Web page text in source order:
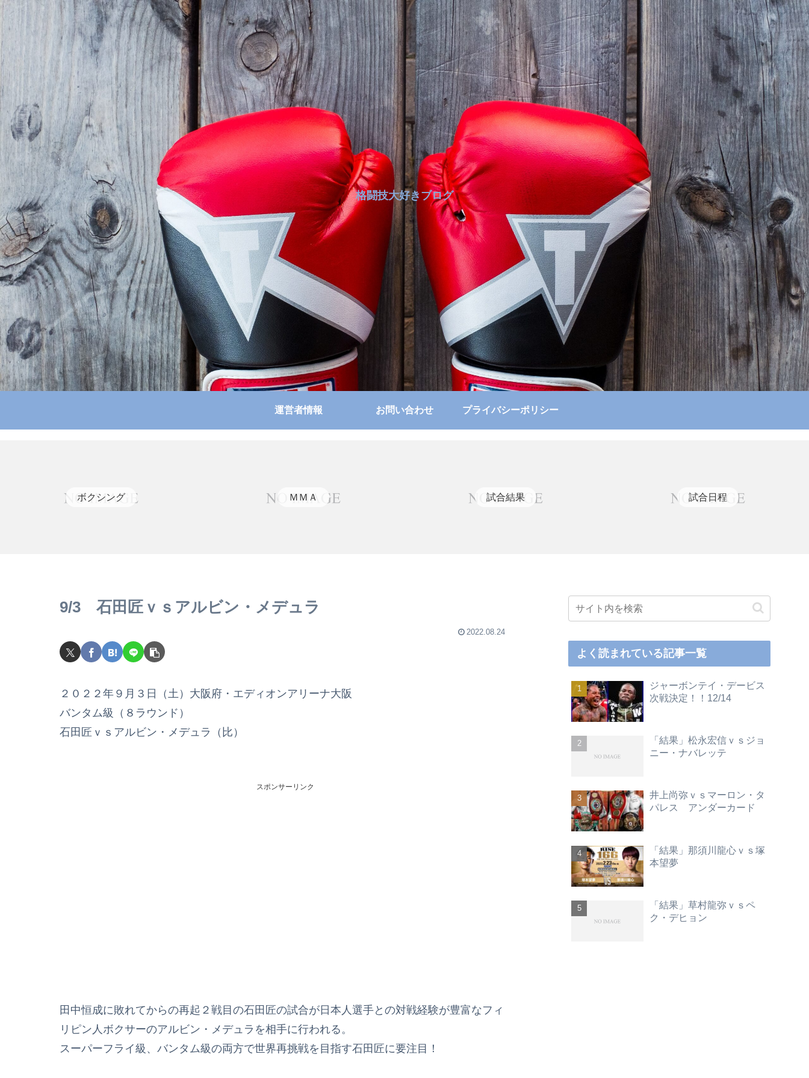
格闘技大好きブログ
運営者情報 お問い合わせ プライバシーポリシー
ボクシング ＭＭＡ 試合結果 試合日程
9/3 石田匠ｖｓアルビン・メデュラ
2022.08.24
２０２２年９月３日（土）大阪府・エディオンアリーナ大阪
バンタム級（８ラウンド）
石田匠ｖｓアルビン・メデュラ（比）
スポンサーリンク
田中恒成に敗れてからの再起２戦目の石田匠の試合が日本人選手との対戦経験が豊富なフィ
リピン人ボクサーのアルビン・メデュラを相手に行われる。
スーパーフライ級、バンタム級の両方で世界再挑戦を目指す石田匠に要注目！
よく読まれている記事一覧
ジャーボンテイ・デービス
次戦決定！！12/14
「結果」松永宏信ｖｓジョ
ニー・ナバレッテ
井上尚弥ｖｓマーロン・タ
パレス アンダーカード
「結果」那須川龍心ｖｓ塚
本望夢
「結果」草村龍弥ｖｓペ
ク・デヒョン